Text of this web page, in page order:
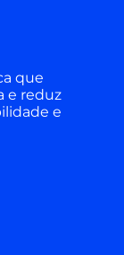
que
e reduz
e